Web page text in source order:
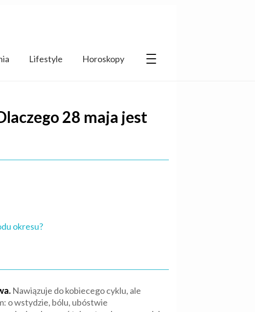
Lifestyle Horoskopy
28 maja jest
okresu?
Nawiązuje do kobiecego cyklu, ale
o wstydzie, bólu, ubóstwie